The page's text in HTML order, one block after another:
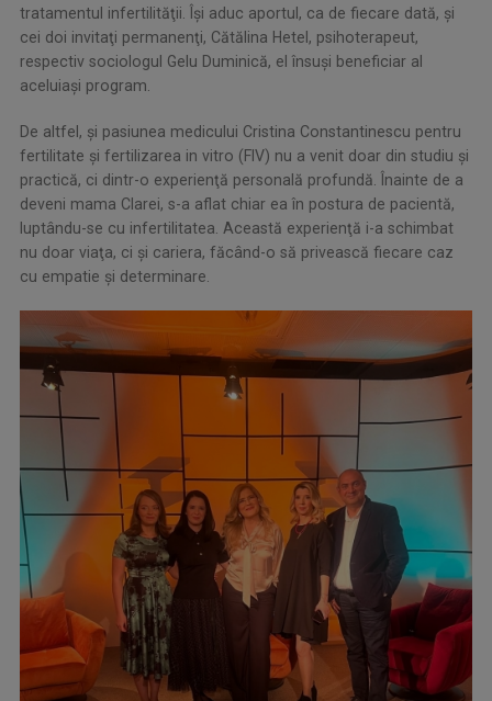
tratamentul infertilităţii. Îşi aduc aportul, ca de fiecare dată, şi
cei doi invitaţi permanenţi, Cătălina Hetel, psihoterapeut,
respectiv sociologul Gelu Duminică, el însuşi beneficiar al
aceluiaşi program.
De altfel, şi pasiunea medicului Cristina Constantinescu pentru
fertilitate şi fertilizarea in vitro (FIV) nu a venit doar din studiu şi
practică, ci dintr-o experienţă personală profundă. Înainte de a
deveni mama Clarei, s-a aflat chiar ea în postura de pacientă,
luptându-se cu infertilitatea. Această experienţă i-a schimbat
nu doar viaţa, ci şi cariera, făcând-o să privească fiecare caz
cu empatie şi determinare.